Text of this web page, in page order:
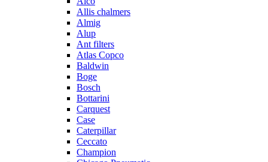
Allis chalmers
Almig
Alup
Ant filters
Atlas Copco
Baldwin
Boge
Bosch
Bottarini
Carquest
Case
Caterpillar
Ceccato
Champion